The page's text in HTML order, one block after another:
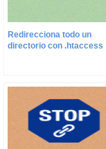
Redirecciona todo un
directorio con .htaccess